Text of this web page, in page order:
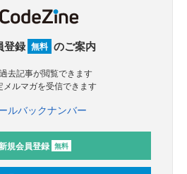
登録 無料 のご案内
去記事が閲覧できます
メルマガを受信できます
ルバックナンバー
規会員登録 無料